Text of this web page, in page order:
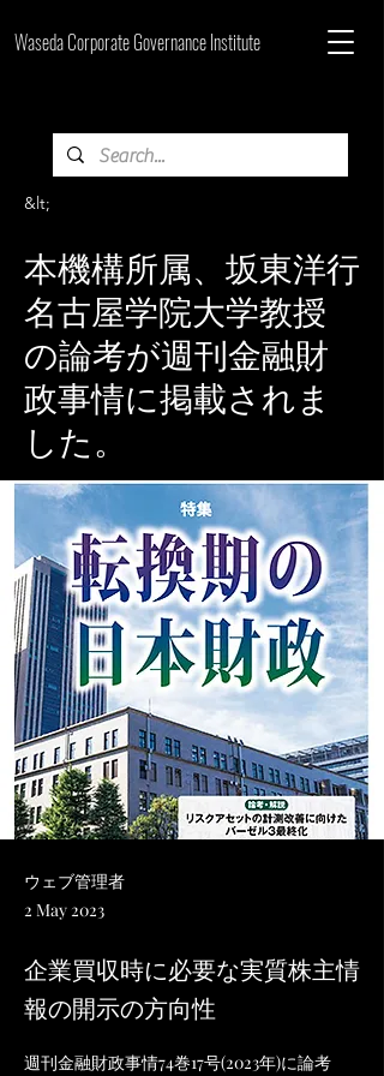
Waseda Corporate Governance Institute
&lt;
本機構所属、坂東洋行
名古屋学院大学教授
の論考が週刊金融財
政事情に掲載されま
した。
ウェブ管理者
2 May 2023
企業買収時に必要な実質株主情
報の開示の方向性
週刊金融財政事情74巻17号(2023年)に論考